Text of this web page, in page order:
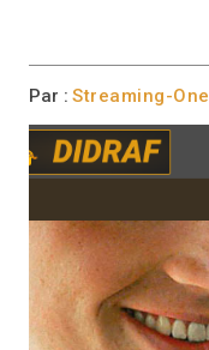
Par : Streaming-One